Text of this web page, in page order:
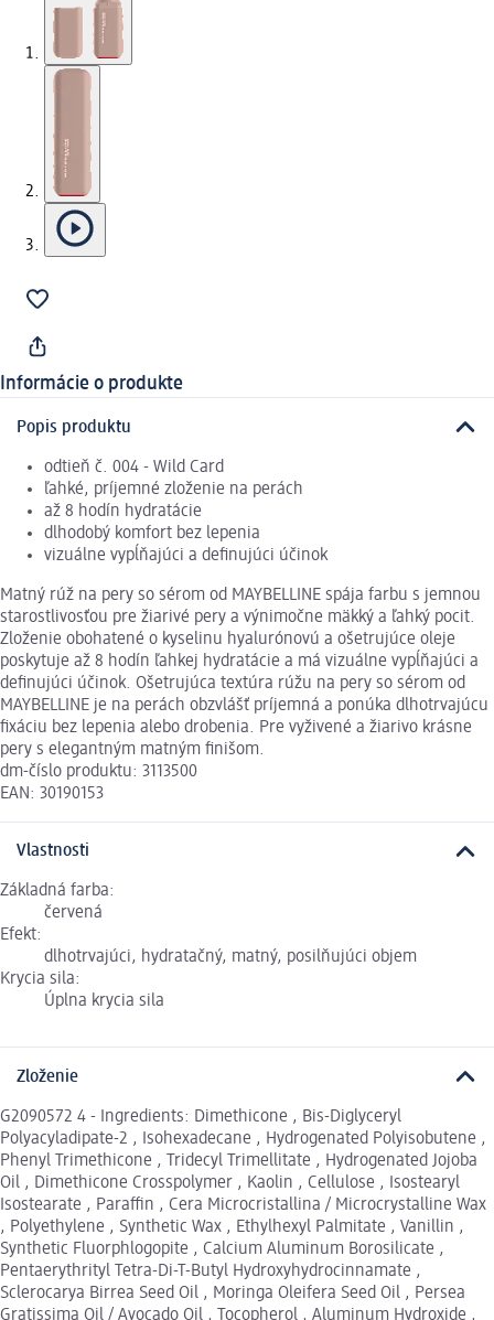
Informácie o produkte
Popis produktu
odtieň č. 004 - Wild Card
ľahké, príjemné zloženie na perách
až 8 hodín hydratácie
dlhodobý komfort bez lepenia
vizuálne vypĺňajúci a definujúci účinok
Matný rúž na pery so sérom od MAYBELLINE spája farbu s jemnou
starostlivosťou pre žiarivé pery a výnimočne mäkký a ľahký pocit.
Zloženie obohatené o kyselinu hyalurónovú a ošetrujúce oleje
poskytuje až 8 hodín ľahkej hydratácie a má vizuálne vypĺňajúci a
definujúci účinok. Ošetrujúca textúra rúžu na pery so sérom od
MAYBELLINE je na perách obzvlášť príjemná a ponúka dlhotrvajúcu
fixáciu bez lepenia alebo drobenia. Pre vyživené a žiarivo krásne
pery s elegantným matným finišom.
dm-číslo produktu: 3113500
EAN: 30190153
Vlastnosti
Základná farba:
červená
Efekt:
dlhotrvajúci, hydratačný, matný, posilňujúci objem
Krycia sila:
Úplna krycia sila
Zloženie
G2090572 4 - Ingredients: Dimethicone , Bis-Diglyceryl
Polyacyladipate-2 , Isohexadecane , Hydrogenated Polyisobutene ,
Phenyl Trimethicone , Tridecyl Trimellitate , Hydrogenated Jojoba
Oil , Dimethicone Crosspolymer , Kaolin , Cellulose , Isostearyl
Isostearate , Paraffin , Cera Microcristallina / Microcrystalline Wax
, Polyethylene , Synthetic Wax , Ethylhexyl Palmitate , Vanillin ,
Synthetic Fluorphlogopite , Calcium Aluminum Borosilicate ,
Pentaerythrityl Tetra-Di-T-Butyl Hydroxyhydrocinnamate ,
Sclerocarya Birrea Seed Oil , Moringa Oleifera Seed Oil , Persea
Gratissima Oil / Avocado Oil , Tocopherol , Aluminum Hydroxide ,